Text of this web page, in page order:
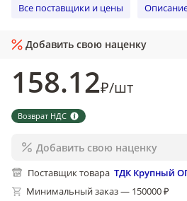
Все поставщики и цены
Добавить свою наценку
158.12₽/шт
Возврат НДС
Добавить свою наценку
Поставщик товара ТДК Крупный
Минимальный заказ — 150000 ₽